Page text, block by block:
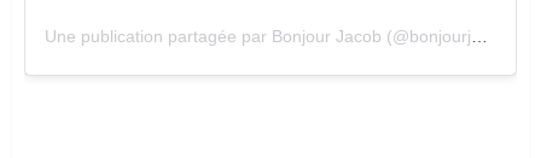
Une publication partagée par Bonjour Jacob (@bonjourjacob_)